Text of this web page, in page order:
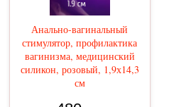
Анально-вагинальный
стимулятор, профилактика
вагинизма, медицинский
силикон, розовый, 1,9х14,3
см